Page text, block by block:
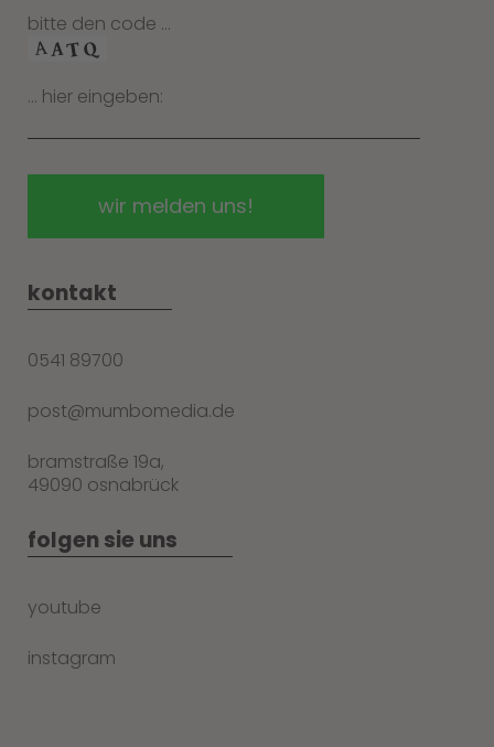
bitte den code …
… hier eingeben:
kontakt
0541 89700
post@mumbomedia.de
bramstraße 19a,
49090 osnabrück
folgen sie uns
youtube
instagram